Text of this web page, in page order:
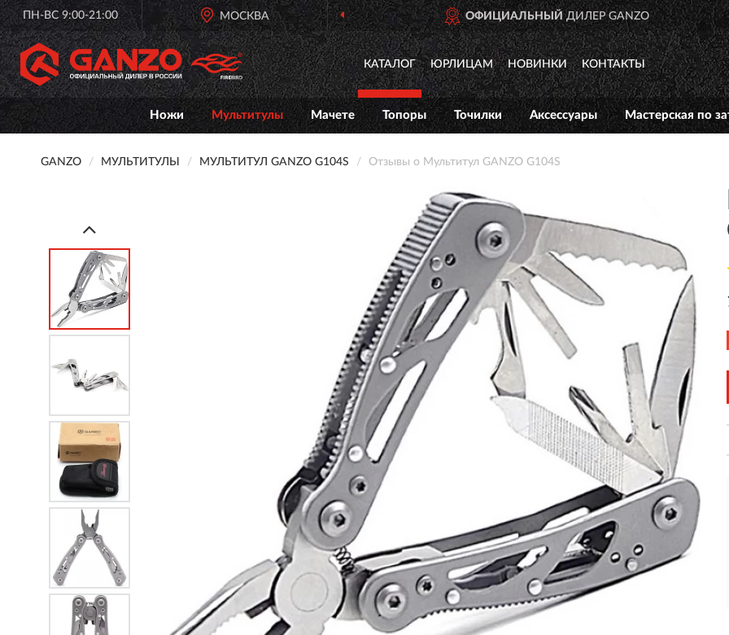
ПН-ВС 9:00-21:00 МОСКВА ОФИЦИАЛЬНЫЙДИЛЕР GANZO
КАТАЛОГ ЮРЛИЦАМ НОВИНКИ КОНТАКТЫ
Ножи Мультитулы Мачете Топоры Точилки Аксессуары Мастерская по
GANZO МУЛЬТИТУЛЫ МУЛЬТИТУЛ GANZO G104S Отзывы о Мультитул GANZO G104S